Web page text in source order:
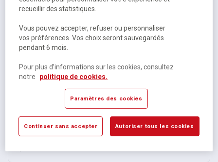
Léo Lamarche, Thérèse Bonté
Sami et julie cp niveau 2 sami a des poux
Sur commande
3,22 €HT
recueillir des statistiques.
Vous pouvez accepter, refuser ou personnaliser
vos préférences. Vos choix seront sauvegardés
pendant 6 mois.
Pour plus d’informations sur les cookies, consultez
notre
politique de cookies.
Paramètres des cookies
Continuer sans accepter Autoriser tous les cookies